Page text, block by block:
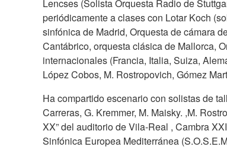
Lencses (Solista Orquesta Radio de
periódicamente a clases con Lotar Koch
sinfónica de Madrid, Orquesta de cámara
Cantábrico, orquesta clásica de Mallorca,
internacionales (Francia, Italia, Suiza,
López Cobos, M. Rostropovich, Gómez
Ha compartido escenario con solistas de
Carreras, G. Kremmer, M. Maisky. ,M.
XX” del auditorio de Vila-Real , Cambra
Sinfónica Europea Mediterránea